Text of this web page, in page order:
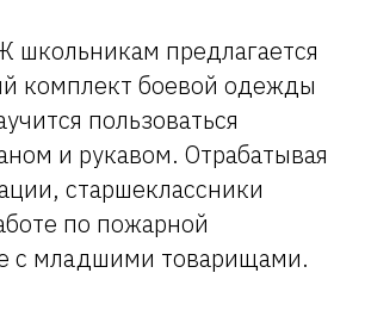
школьникам предлагается
комплект боевой одежды
пользоваться
и рукавом. Отрабатывая
старшеклассники
по пожарной
с младшими товарищами.